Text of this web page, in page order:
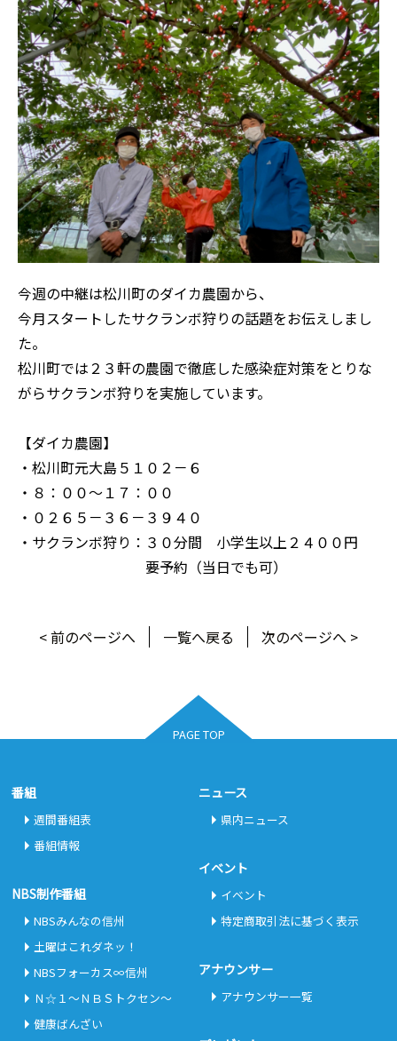
今週の中継は松川町のダイカ農園から、
今月スタートしたサクランボ狩りの話題をお伝えしまし
た。
松川町では２３軒の農園で徹底した感染症対策をとりな
がらサクランボ狩りを実施しています。
【ダイカ農園】
・松川町元大島５１０２－６
・８：００～１７：００
・０２６５－３６－３９４０
・サクランボ狩り：３０分間 小学生以上２４００円
要予約（当日でも可）
< 前のページへ 一覧へ戻る 次のページへ >
PAGE TOP
番組
週間番組表
番組情報
NBS制作番組
NBSみんなの信州
土曜はこれダネッ！
NBSフォーカス∞信州
Ｎ☆１～ＮＢＳトクセン～
健康ばんざい
ニュース
県内ニュース
イベント
イベント
特定商取引法に基づく表示
アナウンサー
アナウンサー一覧